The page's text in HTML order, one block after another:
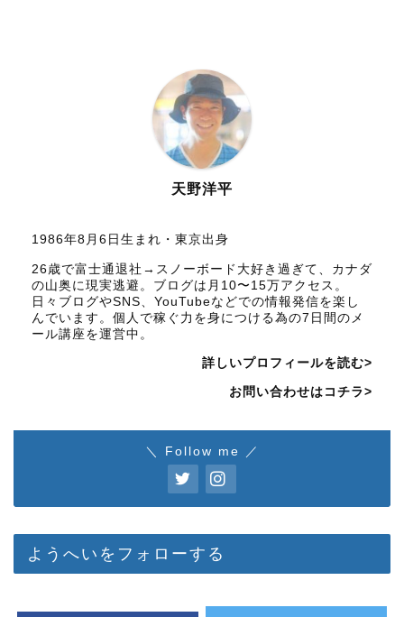
天野洋平
1986年8月6日生まれ・東京出身
26歳で富士通退社→スノーボード大好き過ぎて、カナダ
の山奥に現実逃避。ブログは月10〜15万アクセス。
日々ブログやSNS、YouTubeなどでの情報発信を楽し
んでいます。個人で稼ぐ力を身につける為の7日間のメ
ール講座を運営中。
詳しいプロフィールを読む>
お問い合わせはコチラ>
＼ Follow me ／
ようへいをフォローする